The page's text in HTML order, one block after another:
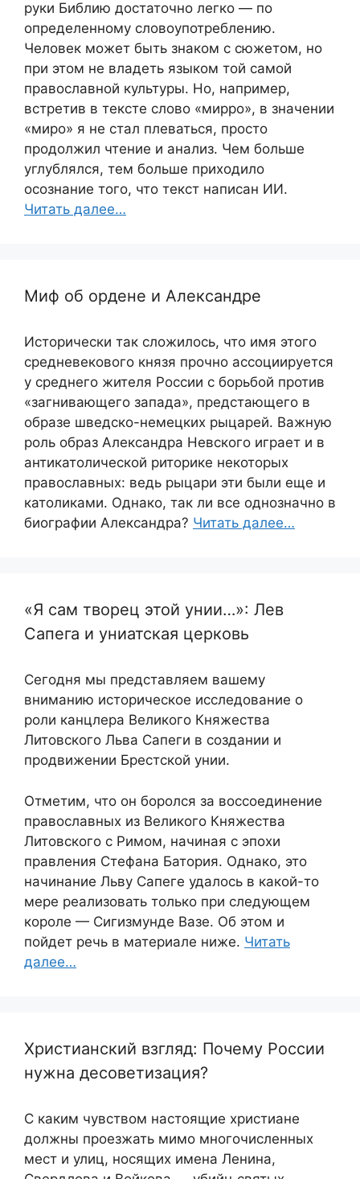
руки Библию достаточно легко — по
определенному словоупотреблению.
Человек может быть знаком с сюжетом, но
при этом не владеть языком той самой
православной культуры. Но, например,
встретив в тексте слово «мирро», в значении
«миро» я не стал плеваться, просто
продолжил чтение и анализ. Чем больше
углублялся, тем больше приходило
осознание того, что текст написан ИИ.
Читать далее…
Миф об ордене и Александре
Исторически так сложилось, что имя этого
средневекового князя прочно ассоциируется
у среднего жителя России с борьбой против
«загнивающего запада», предстающего в
образе шведско-немецких рыцарей. Важную
роль образ Александра Невского играет и в
антикатолической риторике некоторых
православных: ведь рыцари эти были еще и
католиками. Однако, так ли все однозначно в
биографии Александра? Читать далее…
«Я сам творец этой унии…»: Лев
Сапега и униатская церковь
Сегодня мы представляем вашему
вниманию историческое исследование о
роли канцлера Великого Княжества
Литовского Льва Сапеги в создании и
продвижении Брестской унии.
Отметим, что он боролся за воссоединение
православных из Великого Княжества
Литовского с Римом, начиная с эпохи
правления Стефана Батория. Однако, это
начинание Льву Сапеге удалось в какой-то
мере реализовать только при следующем
короле — Сигизмунде Вазе. Об этом и
пойдет речь в материале ниже. Читать
далее…
Христианский взгляд: Почему России
нужна десоветизация?
С каким чувством настоящие христиане
должны проезжать мимо многочисленных
мест и улиц, носящих имена Ленина,